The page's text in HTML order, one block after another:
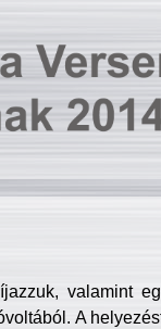
valamint
A